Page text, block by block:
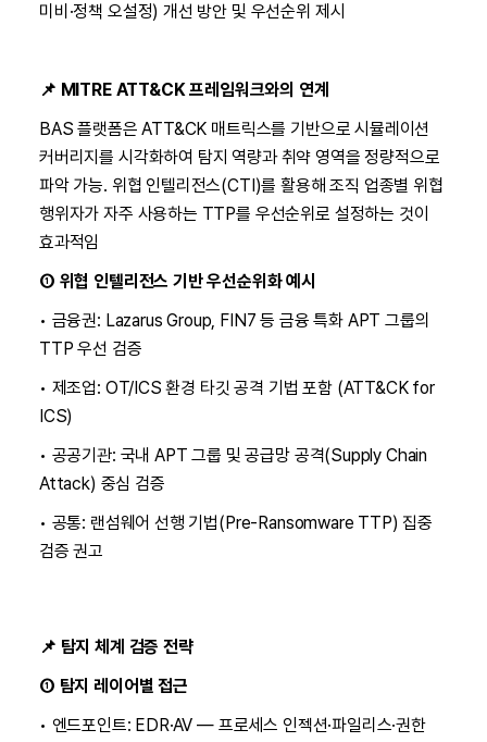
미비·정책 오설정) 개선 방안 및 우선순위 제시
📌 MITRE ATT&CK 프레임워크와의 연계
BAS 플랫폼은 ATT&CK 매트릭스를 기반으로 시뮬레이션
커버리지를 시각화하여 탐지 역량과 취약 영역을 정량적으로
파악 가능. 위협 인텔리전스(CTI)를 활용해 조직 업종별 위협
행위자가 자주 사용하는 TTP를 우선순위로 설정하는 것이
효과적임
① 위협 인텔리전스 기반 우선순위화 예시
• 금융권: Lazarus Group, FIN7 등 금융 특화 APT 그룹의
TTP 우선 검증
• 제조업: OT/ICS 환경 타깃 공격 기법 포함 (ATT&CK for
ICS)
• 공공기관: 국내 APT 그룹 및 공급망 공격(Supply Chain
Attack) 중심 검증
• 공통: 랜섬웨어 선행 기법(Pre-Ransomware TTP) 집중
검증 권고
📌 탐지 체계 검증 전략
① 탐지 레이어별 접근
• 엔드포인트: EDR·AV — 프로세스 인젝션·파일리스·권한